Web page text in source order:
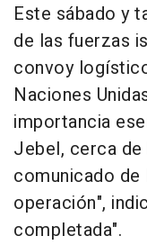
Este sábado y
de las fuerzas
convoy
Naciones
importancia
Jebel, cerca de
comunicado de
operación",
completada".